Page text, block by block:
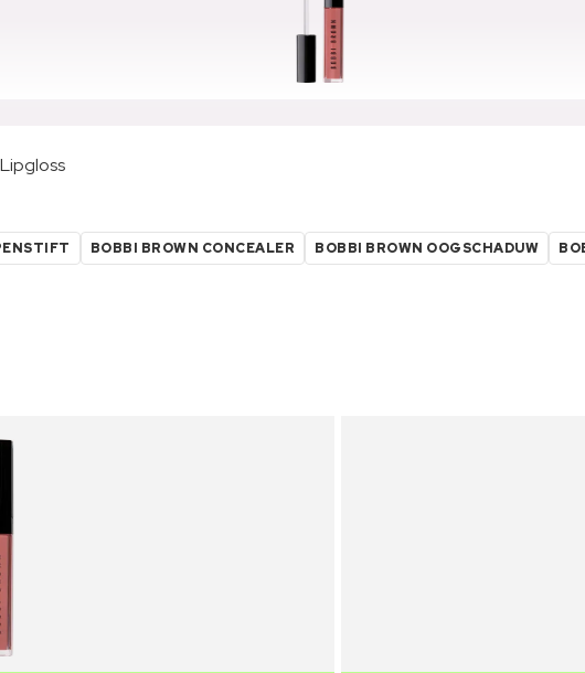
BOBBI BROWN CONCEALER BOBBI BROWN OOGSCHADUW